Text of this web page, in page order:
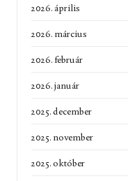
2026. április
2026. március
2026. február
2026. január
2025. december
2025. november
2025. október